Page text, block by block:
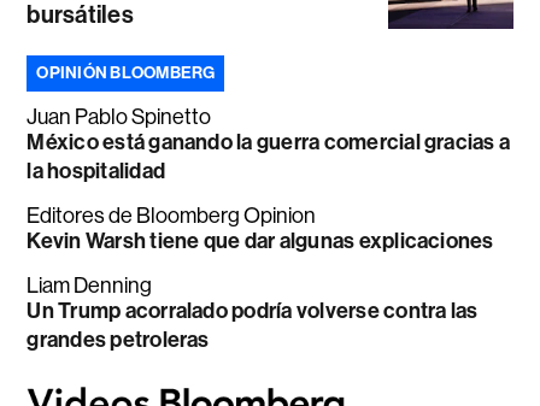
bursátiles
OPINIÓN BLOOMBERG
Juan Pablo Spinetto
México está ganando la guerra comercial gracias a
la hospitalidad
Editores de Bloomberg Opinion
Kevin Warsh tiene que dar algunas explicaciones
Liam Denning
Un Trump acorralado podría volverse contra las
grandes petroleras